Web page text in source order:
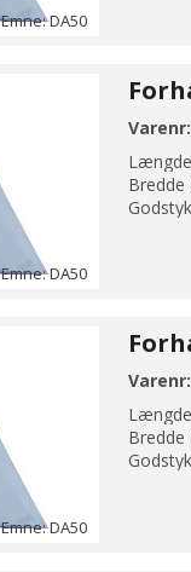
Emne: DA50
Emne: DA50
Varenr:
Emne: DA50
Varenr: